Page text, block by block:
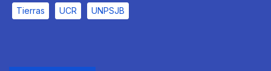
Tierras UCR UNPSJB